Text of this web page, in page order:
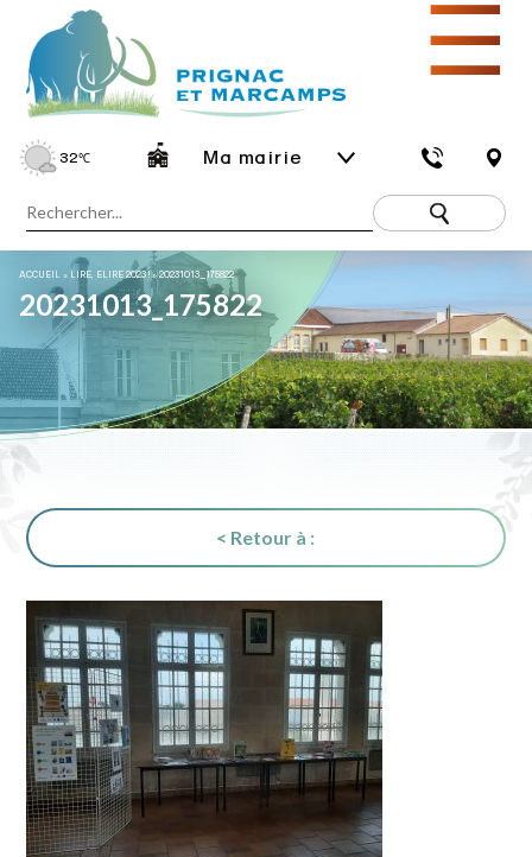
32℃ Ma mairie
☰
ACCUEIL » LIRE, ELIRE 2023 !»20231013_175822
20231013_175822
< Retour à :